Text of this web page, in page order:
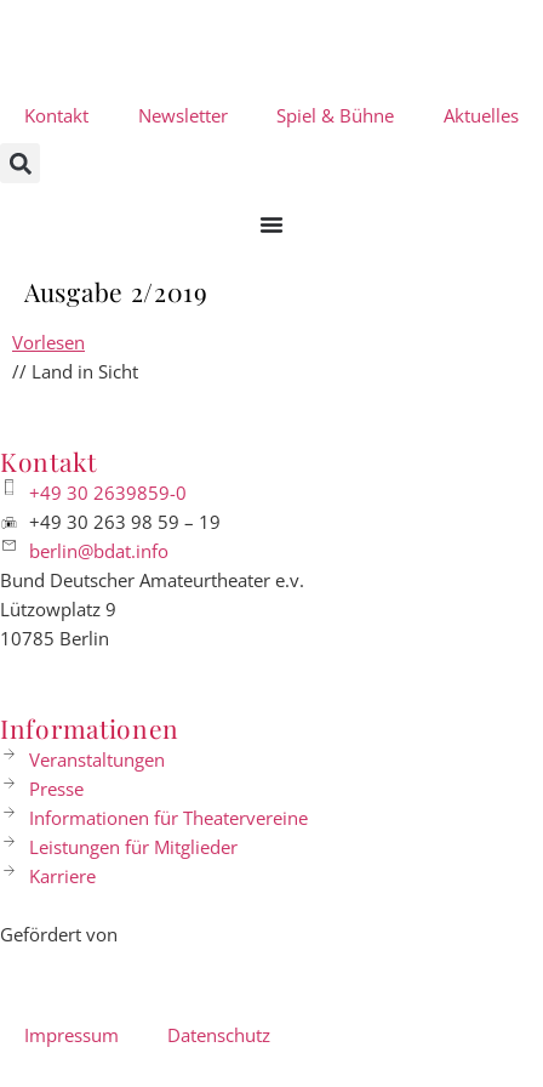
Kontakt Newsletter Spiel & Bühne Aktuelles
Ausgabe 2/2019
Vorlesen
// Land in Sicht
Kontakt
+49 30 2639859-0
+49 30 263 98 59 – 19
berlin@bdat.info
Bund Deutscher Amateurtheater e.v.
Lützowplatz 9
10785 Berlin
Informationen
Veranstaltungen
Presse
Informationen für Theatervereine
Leistungen für Mitglieder
Karriere
Gefördert von
Impressum Datenschutz